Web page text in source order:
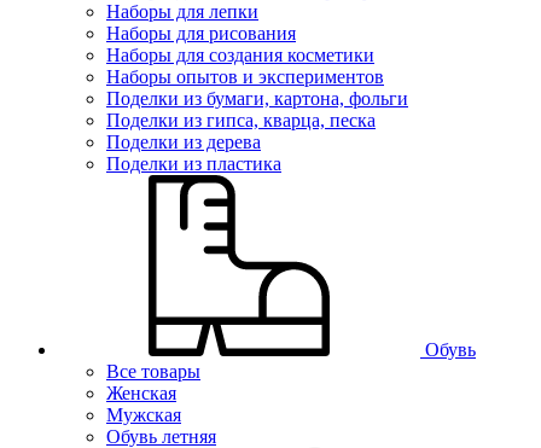
Наборы для лепки
Наборы для рисования
Наборы для создания косметики
Наборы опытов и экспериментов
Поделки из бумаги, картона, фольги
Поделки из гипса, кварца, песка
Поделки из дерева
Поделки из пластика
Обувь
Все товары
Женская
Мужская
Обувь летняя